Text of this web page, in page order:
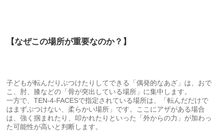
【なぜこの場所が重要なのか？】
子どもが転んだりぶつけたりしてできる「偶発的なあざ」は、おで
こ、肘、膝などの「骨が突出している場所」に集中します。
一方で、TEN-4-FACESで指定されている場所は、「転んだだけで
はまずぶつけない、柔らかい場所」です。ここにアザがある場合
は、強く掴まれたり、叩かれたりといった「外からの力」が加わっ
た可能性が高いと判断します。